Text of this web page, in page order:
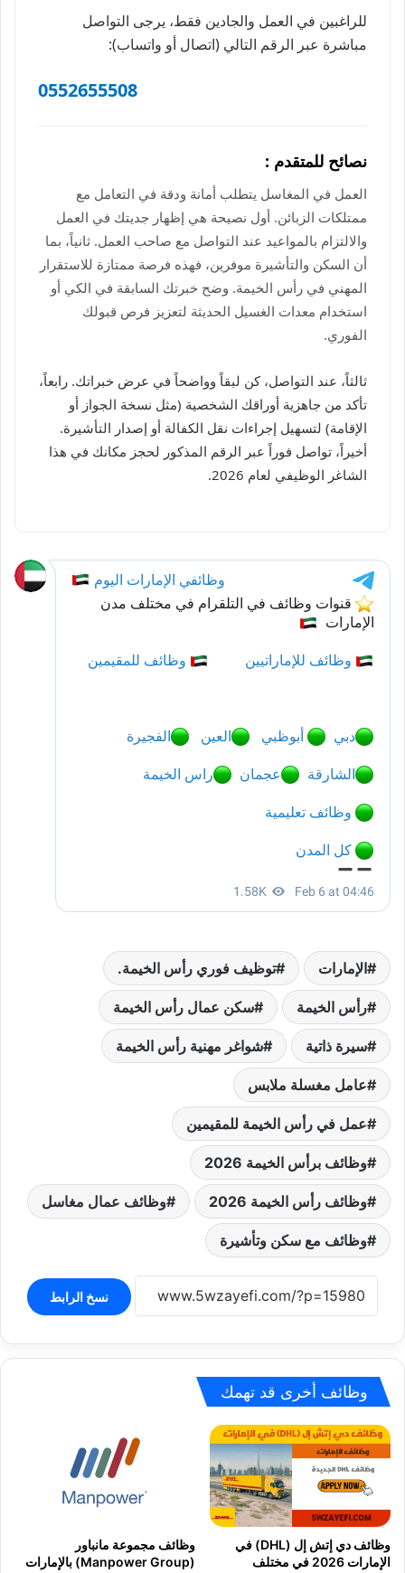
للراغبين في العمل والجادين فقط، يرجى التواصل
مباشرة عبر الرقم التالي (اتصال أو واتساب):
0552655508
نصائح للمتقدم :
العمل في المغاسل يتطلب أمانة ودقة في التعامل مع
ممتلكات الزبائن. أول نصيحة هي إظهار جديتك في العمل
والالتزام بالمواعيد عند التواصل مع صاحب العمل. ثانياً، بما
أن السكن والتأشيرة موفرين، فهذه فرصة ممتازة للاستقرار
المهني في رأس الخيمة. وضح خبرتك السابقة في الكي أو
استخدام معدات الغسيل الحديثة لتعزيز فرص قبولك
الفوري.
ثالثاً، عند التواصل، كن لبقاً وواضحاً في عرض خبراتك. رابعاً،
تأكد من جاهزية أوراقك الشخصية (مثل نسخة الجواز أو
الإقامة) لتسهيل إجراءات نقل الكفالة أو إصدار التأشيرة.
أخيراً، تواصل فوراً عبر الرقم المذكور لحجز مكانك في هذا
الشاغر الوظيفي لعام 2026.
الإمارات توظيف فوري رأس الخيمة.
رأس الخيمة سكن عمال رأس الخيمة
سيرة ذاتية شواغر مهنية رأس الخيمة
عامل مغسلة ملابس
عمل في رأس الخيمة للمقيمين
وظائف برأس الخيمة 2026
وظائف رأس الخيمة 2026 وظائف عمال مغاسل
وظائف مع سكن وتأشيرة
نسخ الرابط
وظائف أخرى قد تهمك
وظائف دي إتش إل (DHL) في
الإمارات 2026 في مختلف
وظائف مجموعة مانباور
(Manpower Group) بالإمارات